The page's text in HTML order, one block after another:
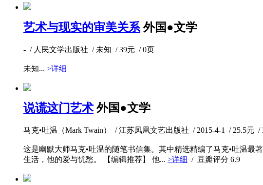
艺术与现实的审美关系 外国●文学
- / 人民文学出版社 / 未知 / 39元 / 0页
未知... >详细
说谎这门艺术 外国●文学
马克•吐温（Mark Twain） / 江苏凤凰文艺出版社 / 2015-4-1 / 25.5元 /
这是幽默大师马克•吐温的随笔书信集。其中精选精编了马克•吐温
生活，他的爱与忧愁。 【编辑推荐】 他... >详细 / 豆瓣评分 6.9